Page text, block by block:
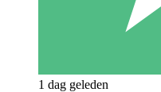
1 dag geleden